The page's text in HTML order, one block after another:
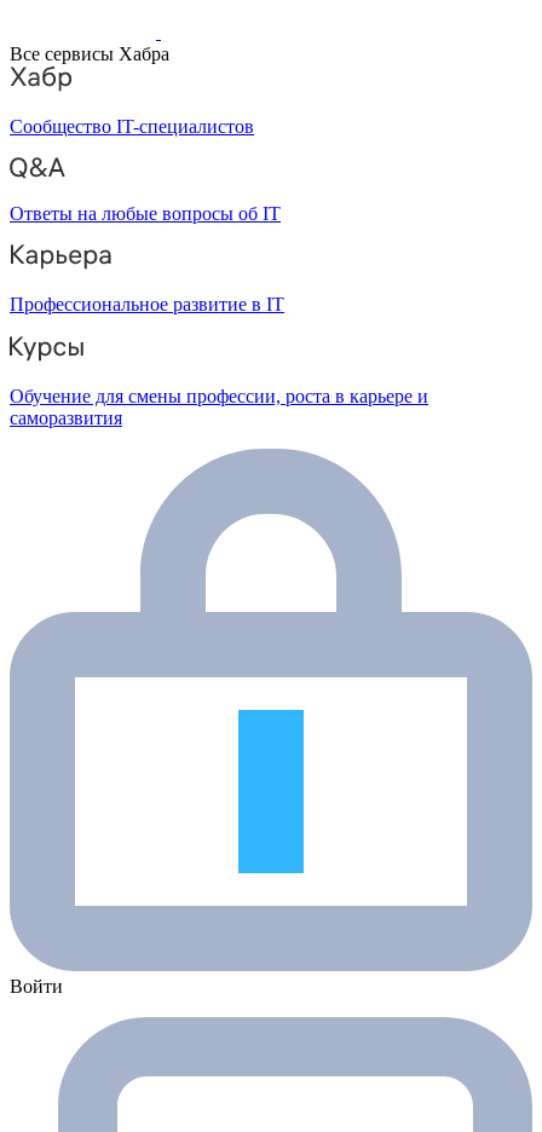
Все сервисы Хабра
Сообщество IT-специалистов
Ответы на любые вопросы об IT
Профессиональное развитие в IT
Обучение для смены профессии, роста в карьере и
саморазвития
Войти